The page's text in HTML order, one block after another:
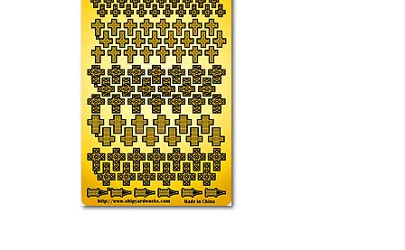
Контакты
Мой аккаунт
Оформление заказа